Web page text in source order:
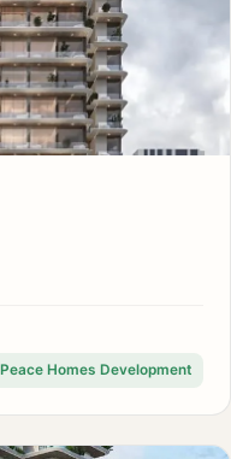
Peace Homes Development